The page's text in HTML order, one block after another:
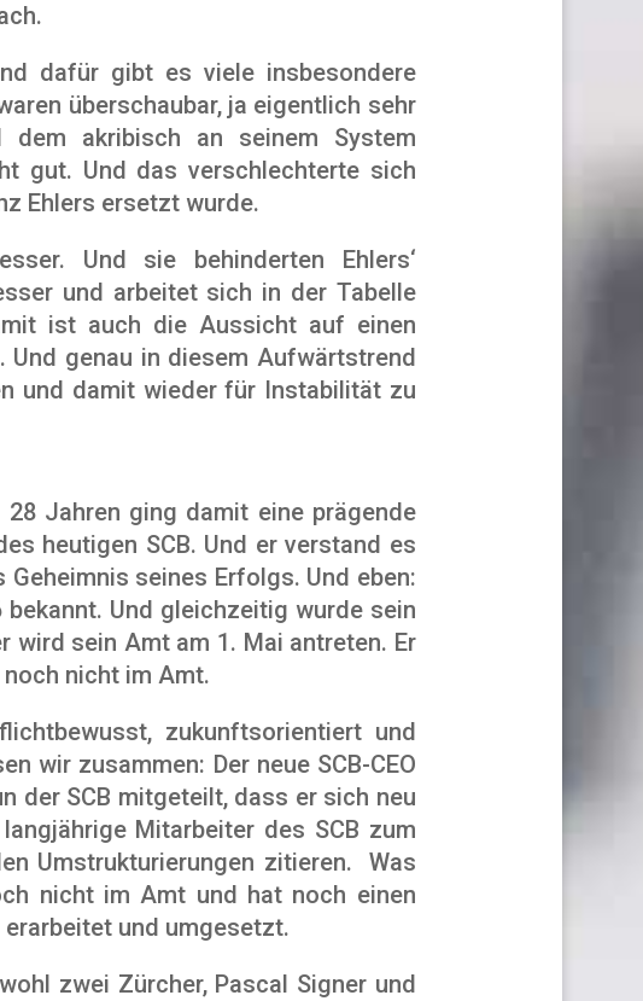
dafür gibt es viele insbesondere
überschaubar, ja eigentlich sehr
dem akribisch an seinem System
gut. Und das verschlechterte sich
Ehlers ersetzt wurde.
Und sie behinderten Ehlers‘
und arbeitet sich in der Tabelle
ist auch die Aussicht auf einen
Und genau in diesem Aufwärtstrend
und damit wieder für Instabilität zu
Jahren ging damit eine prägende
heutigen SCB. Und er verstand es
seines Erfolgs. Und eben:
Und gleichzeitig wurde sein
wird sein Amt am 1. Mai antreten. Er
nicht im Amt.
zukunftsorientiert und
wir zusammen: Der neue SCB-CEO
der SCB mitgeteilt, dass er sich neu
Mitarbeiter des SCB zum
Umstrukturierungen zitieren. Was
nicht im Amt und hat noch einen
und umgesetzt.
zwei Zürcher, Pascal Signer und